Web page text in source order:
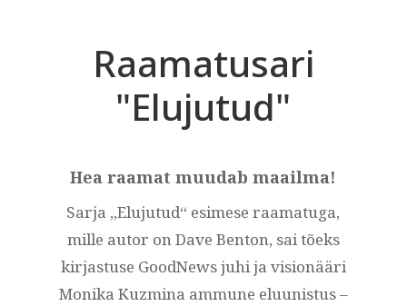
Raamatu­sari
"Elujutud"
Hea raamat muudab maailma!
Sarja „Elujutud“ esimese raamatuga,
mille autor on Dave Benton, sai tõeks
kirjastuse GoodNews juhi ja visionääri
Monika Kuzmina ammune eluunistus –